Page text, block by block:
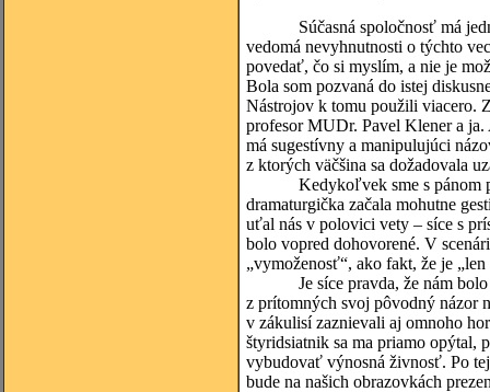
Súčasná spoločnosť má
vedomá nevyhnutnosti o týchto
povedať, čo si myslím, a nie je
Bola som pozvaná do istej
Nástrojov k tomu použili viacero.
profesor MUDr. Pavel Klener a
má sugestívny a manipulujúci
z ktorých väčšina sa dožadovala
Kedykoľvek sme s pánom
dramaturgička začala mohutne
uťal nás v polovici vety – síce s
bolo vopred dohovorené. V
„vymoženosť“, ako fakt, že je
Je síce pravda, že nám bolo
z prítomných svoj pôvodný názor
v zákulisí zaznievali aj omnoho
štyridsiatnik sa ma priamo opýtal,
vybudovať výnosná živnosť. Po
bude na našich obrazovkách